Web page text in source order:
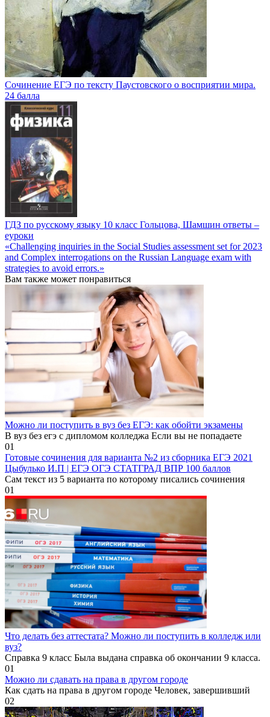
Сочинение ЕГЭ по тексту Паустовского о восприятии мира.
24 балла
ГДЗ по русскому языку 10 класс Гольцова, Шамшин ответы –
еуроки
«Challenging inquiries in the Social Studies assessment set for 2023
and Complex interrogations on the Russian Language exam with
strategies to avoid errors.»
Вам также может понравиться
Можно ли поступить в вуз без ЕГЭ: как обойти экзамены
В вуз без егэ с дипломом колледжа Если вы не попадаете
01
Готовые сочинения для варианта №2 из сборника ЕГЭ 2021
Цыбулько И.П | ЕГЭ ОГЭ СТАТГРАД ВПР 100 баллов
Сам текст из 5 варианта по которому писались сочинения
01
Что делать без аттестата? Можно ли поступить в колледж или
вуз?
Справка 9 класс Была выдана справка об окончании 9 класса.
01
Можно ли сдавать на права в другом городе
Как сдать на права в другом городе Человек, завершивший
02